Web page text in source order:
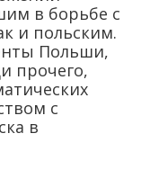
в борьбе с
и польским.
Польши,
прочего,
с
в